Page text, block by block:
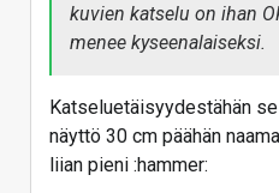
kuvien katselu on ihan
menee kyseenalaiseksi.
Katseluetäisyydestähän
näyttö 30 cm päähän
liian pieni :hammer: